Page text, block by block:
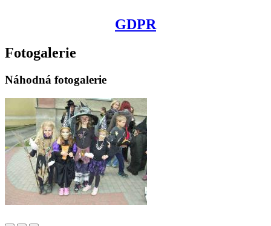
GDPR
Fotogalerie
Náhodná fotogalerie